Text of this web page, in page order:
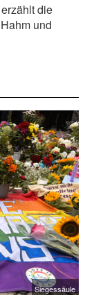
die
und
Siegessäule